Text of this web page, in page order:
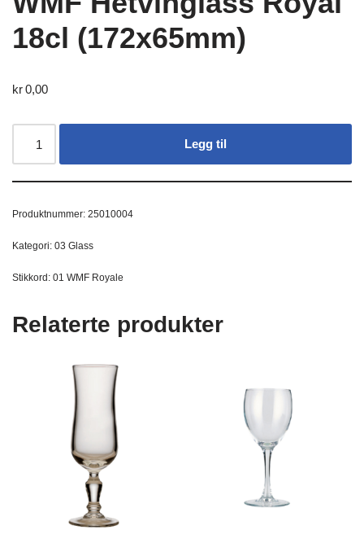
18cl (172x65mm)
kr0,00
Legg til
Produktnummer: 25010004
Kategori: 03 Glass
Stikkord: 01 WMF Royale
Relaterte produkter